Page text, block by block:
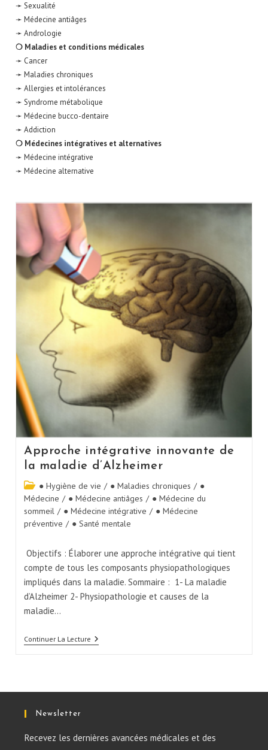
➛ Sexualité
➛ Médecine antiâges
➛ Andrologie
❍ Maladies et conditions médicales
➛ Cancer
➛ Maladies chroniques
➛ Allergies et intolérances
➛ Syndrome métabolique
➛ Médecine bucco-dentaire
➛ Addiction
❍ Médecines intégratives et alternatives
➛ Médecine intégrative
➛ Médecine alternative
Approche intégrative innovante de
la maladie d’Alzheimer
● Hygiène de vie / ● Maladies chroniques / ●
Médecine / ● Médecine antiâges / ● Médecine du
sommeil / ● Médecine intégrative / ● Médecine
préventive / ● Santé mentale
Objectifs : Élaborer une approche intégrative qui tient
compte de tous les composants physiopathologiques
impliqués dans la maladie. Sommaire : 1- La maladie
d’Alzheimer 2- Physiopathologie et causes de la
maladie…
Continuer La Lecture
Newsletter
Recevez les dernières avancées médicales et des